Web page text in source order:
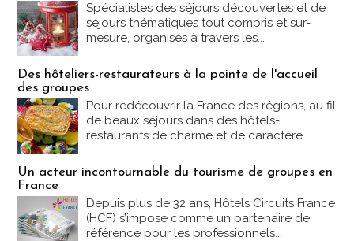
Spécialistes des séjours découvertes et de
séjours thématiques tout compris et sur-
mesure, organisés à travers les...
Des hôteliers-restaurateurs à la pointe de l'accueil
des groupes
Pour redécouvrir la France des régions, au fil
de beaux séjours dans des hôtels-
restaurants de charme et de caractère....
Un acteur incontournable du tourisme de groupes en
France
Depuis plus de 32 ans, Hôtels Circuits France
(HCF) s’impose comme un partenaire de
référence pour les professionnels...